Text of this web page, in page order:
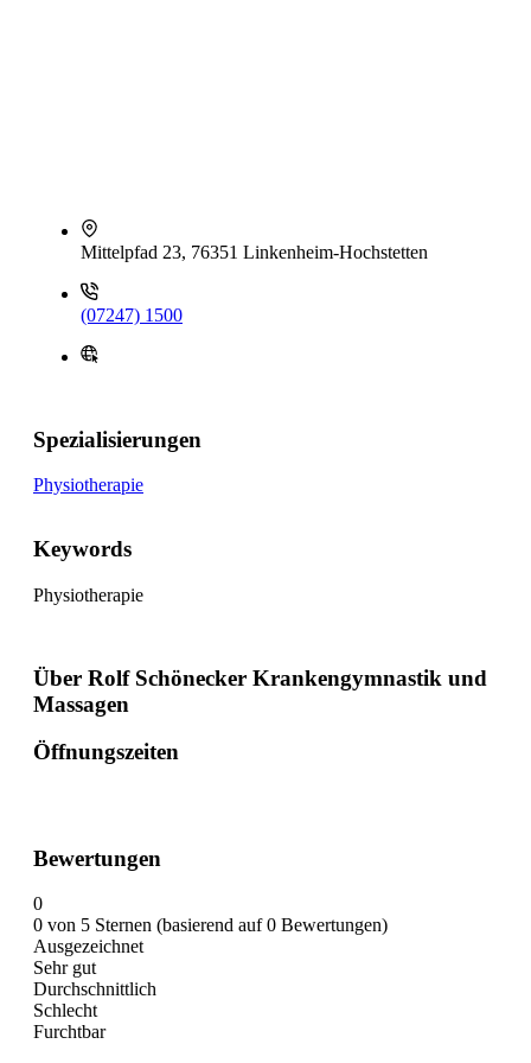
Mittelpfad 23, 76351 Linkenheim-Hochstetten
(07247) 1500
Spezialisierungen
Physiotherapie
Keywords
Physiotherapie
Über Rolf Schönecker Krankengymnastik und
Massagen
Öffnungszeiten
Bewertungen
0
0 von 5 Sternen (basierend auf 0 Bewertungen)
Ausgezeichnet
Sehr gut
Durchschnittlich
Schlecht
Furchtbar